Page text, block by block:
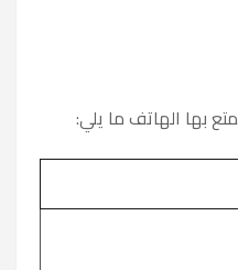
بها الهاتف ما يلي: